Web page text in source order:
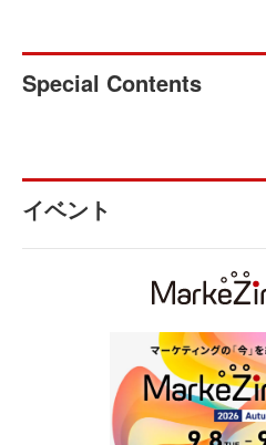
Special Contents
イベント